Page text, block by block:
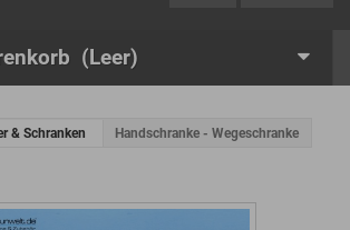
(Leer)
& Schranken Handschranke - Wegeschranke